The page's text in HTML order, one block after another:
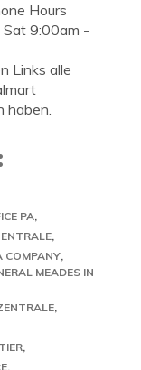
Hours
Sat 9:00am -
Links alle
haben.
PA
COMPANY
MEADES IN